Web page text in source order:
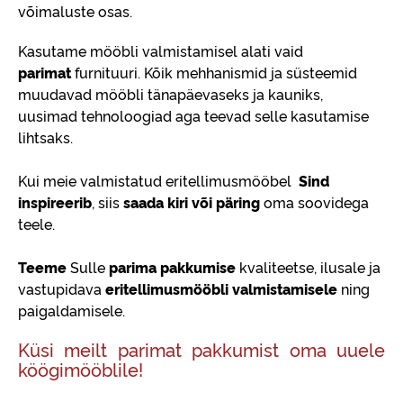
võimaluste osas.
Kasutame mööbli valmistamisel alati vaid
parimatfurnituuri. Kõik mehhanismid ja süsteemid
muudavad mööbli tänapäevaseks ja kauniks,
uusimad tehnoloogiad aga teevad selle kasutamise
lihtsaks.
Kui meie valmistatud eritellimusmööbel Sind
inspireerib, siissaada kiri või päringoma soovidega
teele.
TeemeSulleparima pakkumise kvaliteetse, ilusale ja
vastupidava eritellimusmööbli valmistamisele ning
paigaldamisele.
Küsi meilt parimat pakkumist oma uuele
köögimööblile!